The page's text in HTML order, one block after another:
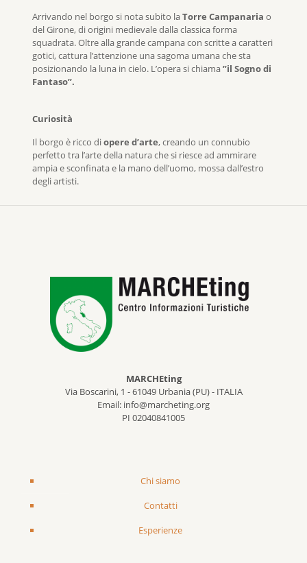
Arrivando nel borgo si nota subito laTorre Campanaria o
del Girone, di origini medievale dalla classica forma
squadrata. Oltre alla grande campana con scritte a caratteri
gotici, cattura l’attenzione una sagoma umana che sta
posizionando la luna in cielo. L’opera si chiama”il Sogno di
Fantaso”.
Curiosità
Il borgo è ricco diopere d’arte, creando un connubio
perfetto tra l’arte della natura che si riesce ad ammirare
ampia e sconfinata e la mano dell’uomo, mossa dall’estro
degli artisti.
MARCHEting
Via Boscarini, 1 - 61049 Urbania (PU) - ITALIA
Email: info@marcheting.org
PI 02040841005
Chi siamo
Contatti
Esperienze